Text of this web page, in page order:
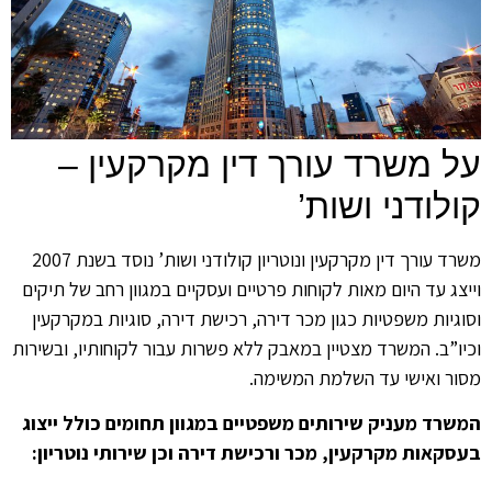
משרד עורך דין מקרקעין –
ושות’
משרד עורך דין מקרקעין ונוטריון קולודני ושות’ נוסד בשנת 2007
עד היום מאות לקוחות פרטיים ועסקיים במגוון רחב של תיקים
משפטיות כגון מכר דירה, רכישת דירה, סוגיות במקרקעין
המשרד מצטיין במאבק ללא פשרות עבור לקוחותיו, ובשירות
ואישי עד השלמת המשימה.
מעניק שירותים משפטיים במגוון תחומים כולל ייצוג
מקרקעין, מכר ורכישת דירה וכן שירותי נוטריון: